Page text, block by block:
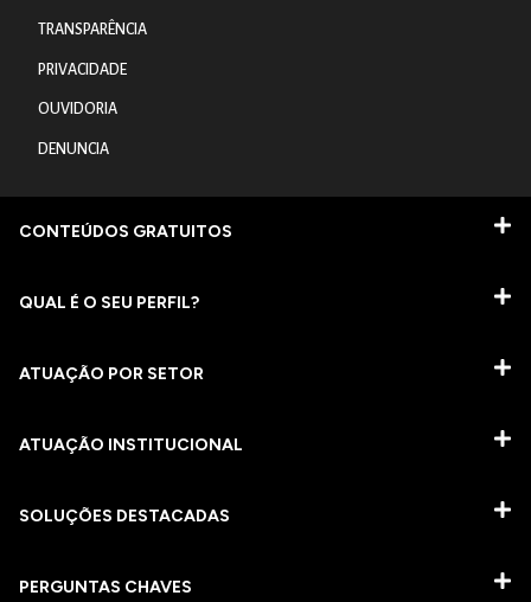
TRANSPARÊNCIA
PRIVACIDADE
OUVIDORIA
DENUNCIA
CONTEÚDOS GRATUITOS
QUAL É O SEU PERFIL?
ATUAÇÃO POR SETOR
ATUAÇÃO INSTITUCIONAL
SOLUÇÕES DESTACADAS
PERGUNTAS CHAVES​